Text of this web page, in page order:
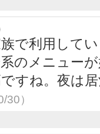
で利用して
のメニュー
すね。夜は
）